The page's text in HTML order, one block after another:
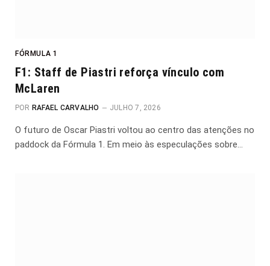
FÓRMULA 1
F1: Staff de Piastri reforça vínculo com
McLaren
POR RAFAEL CARVALHO JULHO 7, 2026
O futuro de Oscar Piastri voltou ao centro das atenções no
paddock da Fórmula 1. Em meio às especulações sobre…